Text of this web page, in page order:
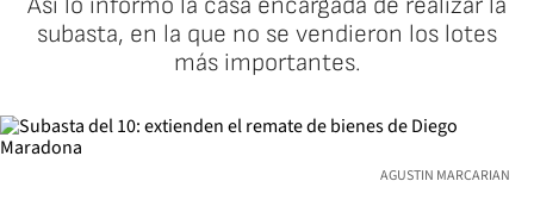
subasta, en la que no se vendieron los lotes
más importantes.
AGUSTIN MARCARIAN